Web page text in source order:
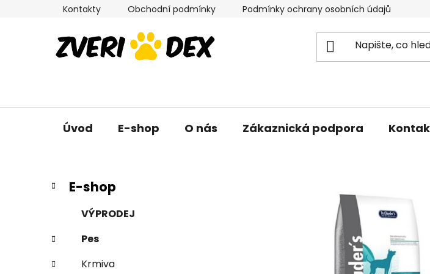
Kontakty Obchodní podmínky Podmínky ochrany osobních údajů
Úvod E-shop O nás Zákaznická podpora
P
r
a
Přeskočit
kategorie
K
a
g
o
r
E-shop
VÝPRODEJ
Pes
Krmiva